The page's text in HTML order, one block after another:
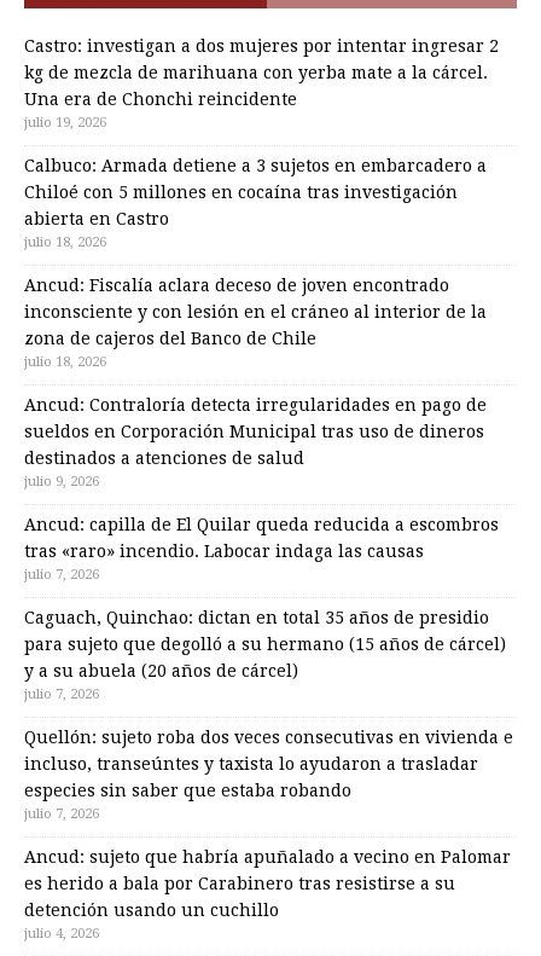
Castro: investigan a dos mujeres por intentar ingresar 2
kg de mezcla de marihuana con yerba mate a la cárcel.
Una era de Chonchi reincidente
julio 19, 2026
Calbuco: Armada detiene a 3 sujetos en embarcadero a
Chiloé con 5 millones en cocaína tras investigación
abierta en Castro
julio 18, 2026
Ancud: Fiscalía aclara deceso de joven encontrado
inconsciente y con lesión en el cráneo al interior de la
zona de cajeros del Banco de Chile
julio 18, 2026
Ancud: Contraloría detecta irregularidades en pago de
sueldos en Corporación Municipal tras uso de dineros
destinados a atenciones de salud
julio 9, 2026
Ancud: capilla de El Quilar queda reducida a escombros
tras «raro» incendio. Labocar indaga las causas
julio 7, 2026
Caguach, Quinchao: dictan en total 35 años de presidio
para sujeto que degolló a su hermano (15 años de cárcel)
y a su abuela (20 años de cárcel)
julio 7, 2026
Quellón: sujeto roba dos veces consecutivas en vivienda e
incluso, transeúntes y taxista lo ayudaron a trasladar
especies sin saber que estaba robando
julio 7, 2026
Ancud: sujeto que habría apuñalado a vecino en Palomar
es herido a bala por Carabinero tras resistirse a su
detención usando un cuchillo
julio 4, 2026